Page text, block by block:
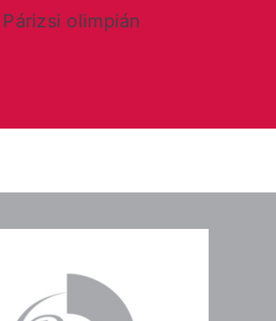
Párizsi olimpián